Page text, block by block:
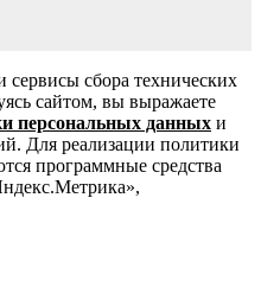
сбора технических
сайтом, вы выражаете
персональных данных и
Для реализации политики
программные средства